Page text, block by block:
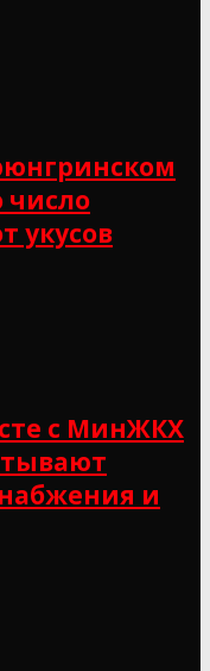
число
укусов
с МинЖКХ
и